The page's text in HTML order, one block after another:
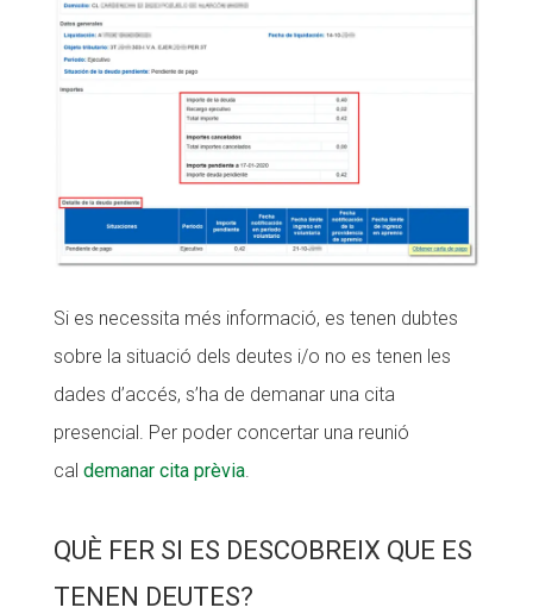
Si es necessita més informació, es tenen dubtes
sobre la situació dels deutes i/o no es tenen les
dades d’accés, s’ha de demanar una cita
presencial. Per poder concertar una reunió
cal demanar cita prèvia.
QUÈ FER SI ES DESCOBREIX QUE ES
TENEN DEUTES?